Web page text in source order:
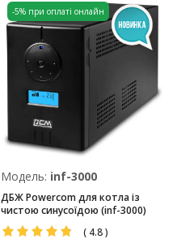
-5% при оплаті онлайн
Модель: inf-3000
ДБЖ Powercom для котла із
чистою синусоїдою (inf-3000)
( 4.8)